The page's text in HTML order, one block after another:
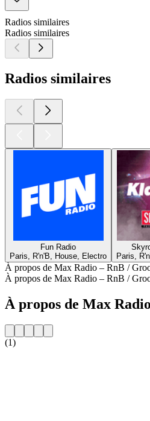
Radios similaires
Radios similaires
Radios similaires
Fun Radio
Paris, R'n'B, House, Electro
Paris,
À propos de Max Radio – RnB /
À propos de Max Radio – RnB /
À propos de Max
(1)